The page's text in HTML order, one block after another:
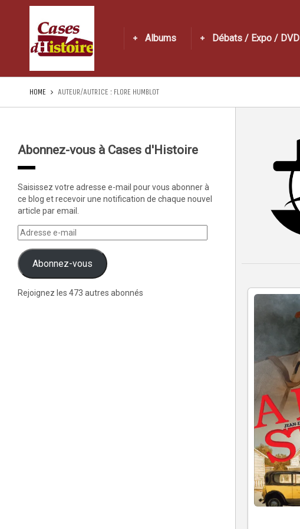
Albums Débats / Expo / DVD
HOME AUTEUR/AUTRICE : FLORE HUMBLOT
Abonnez-vous à Cases d'Histoire
Saisissez votre adresse e-mail pour vous abonner à
ce blog et recevoir une notification de chaque nouvel
article par email.
Abonnez-vous
Rejoignez les 473 autres abonnés